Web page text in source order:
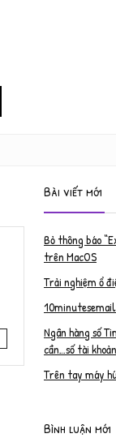
Bài viết mới
Bỏ thông báo
trên MacOS
Trải nghiệm ổ
Ngân hàng số
cần…số tài khoản
Trên tay máy
Bình luận mới